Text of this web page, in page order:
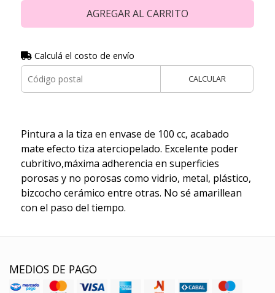
AGREGAR AL CARRITO
Calculá el costo de envío
CALCULAR
Pintura a la tiza en envase de 100 cc, acabado
mate efecto tiza aterciopelado. Excelente poder
cubritivo,máxima adherencia en superficies
porosas y no porosas como vidrio, metal, plástico,
bizcocho cerámico entre otras. No sé amarillean
con el paso del tiempo.
MEDIOS DE PAGO